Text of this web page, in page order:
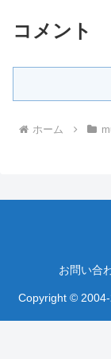
コメント
ホーム
お問い合
Copyright ©